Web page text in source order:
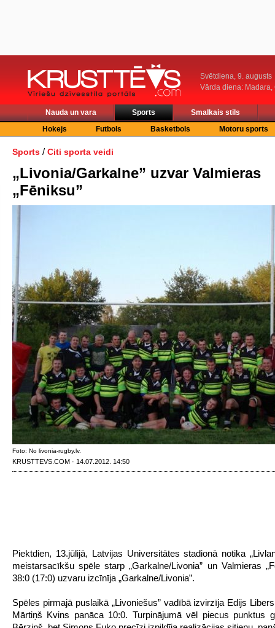
Svētdiena, 9. augusts
Vārda diena: Madara,
Nauda un vara Sports
Smalkais stils
Hokejs
Futbols Basketbols Motoru sports
Sports / Citi sporta veidi
„Livonia/Garkalne” uzvar Valmieras
„Fēniksu”
Foto: No livonia-rugby.lv.
KRUSTTEVS.COM · 14.07.2012. 14:50
Piektdien, 13.jūlijā, Latvijas Universitātes stadionā notika
meistarsacīkšu spēle starp „Garkalne/Livonia” un Valmieras
38:0 (17:0) uzvaru izcīnīja „Garkalne/Livonia”.
Spēles pirmajā puslaikā „Livoniešus” vadībā izvirzīja Edijs
Mārtiņš Kvins panāca 10:0. Turpinājumā vēl piecus punktus